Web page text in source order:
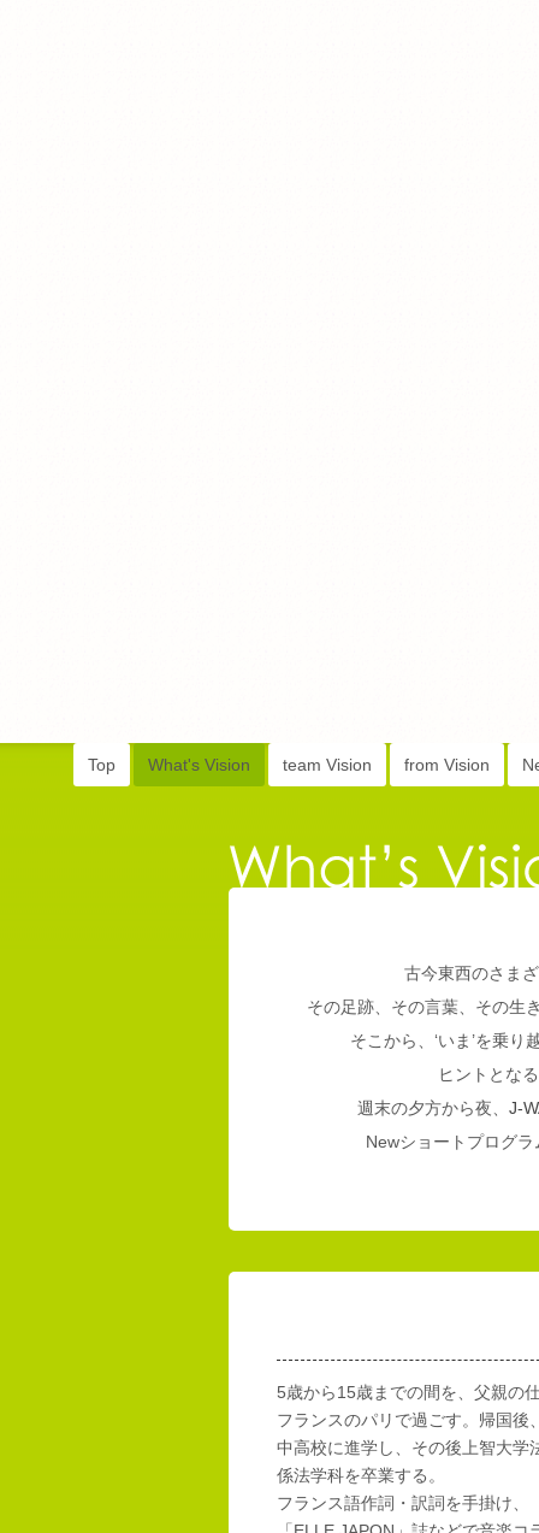
Top What's Vision team Vision from Vision
古今東西のさま
その足跡、その言葉、その生
そこから、‘いま’を乗
ヒントとな
週末の夕方から夜、 J-
Newショートプログ
5歳から15歳までの間を、父親の
フランスのパリで過ごす。帰国後
中高校に進学し、その後上智大学
係法学科を卒業する。
フランス語作詞・訳詞を手掛け、